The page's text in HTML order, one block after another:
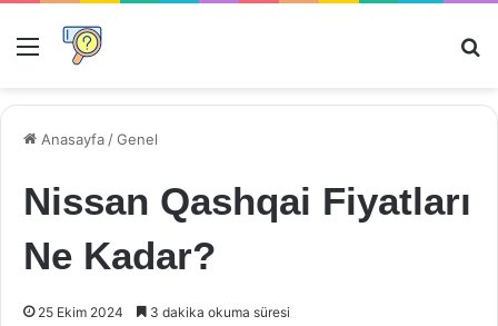
Menü
Anasayfa /Genel
Nissan Qashqai Fiyatları
Ne Kadar?
25 Ekim 2024 3 dakika okuma süresi